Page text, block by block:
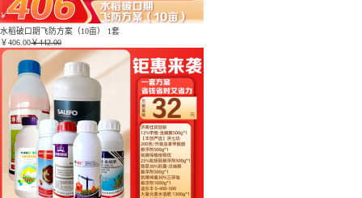
水稻破口期飞防方案（10亩） 1套
￥406.00￥442.00